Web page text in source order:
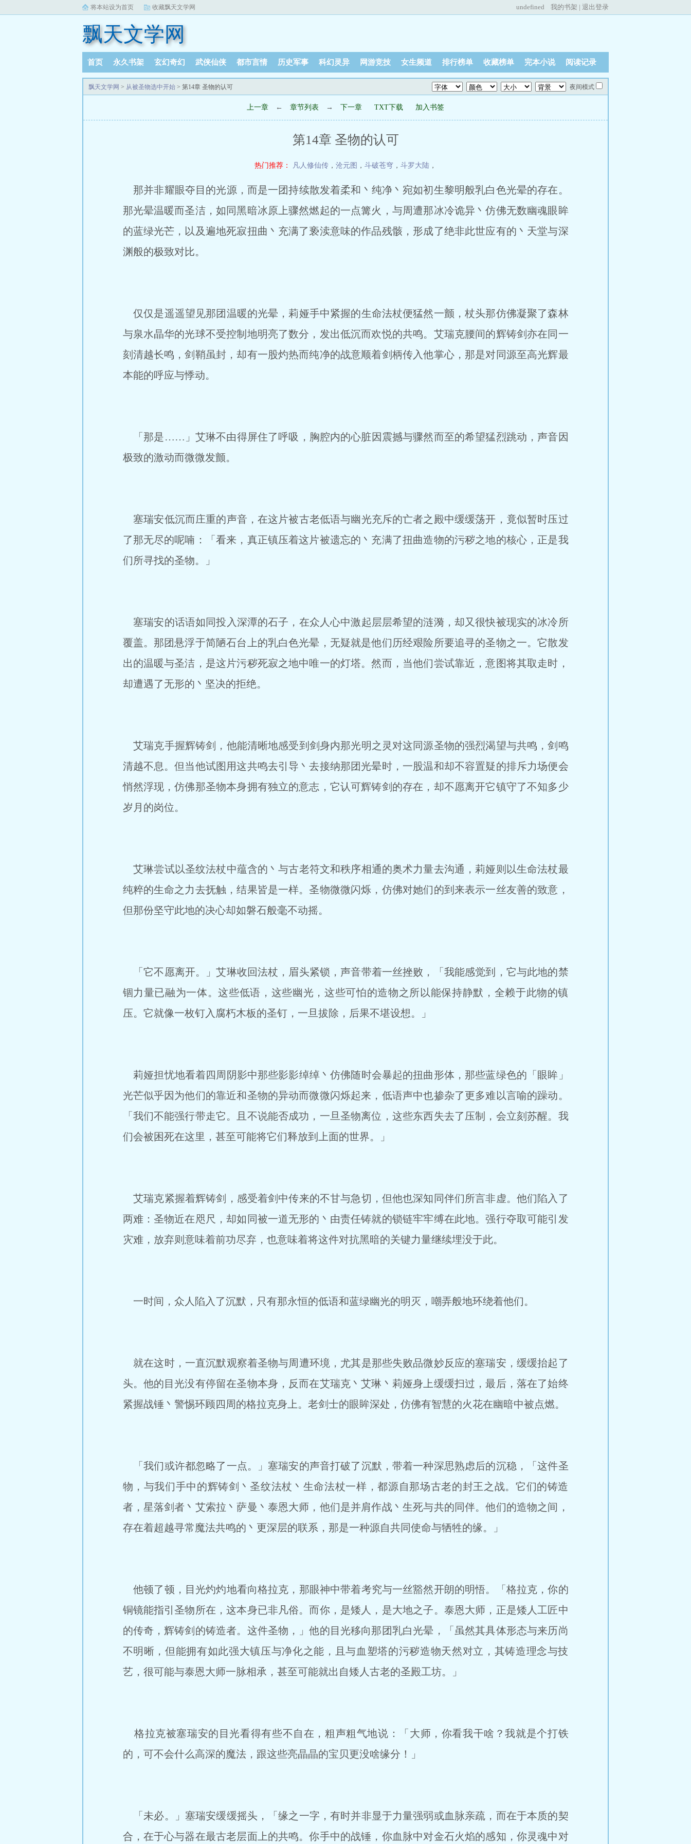
将本站设为首页 收藏飘天文学网 undefined 我的书架 | 退出登录
飘天文学网
首页 永久书架 玄幻奇幻 武侠仙侠 都市言情 历史军事 科幻灵异 网游竞技 女生频道 排行榜单 收藏榜单 完本小说 阅读记录
飘天文学网 > 从被圣物选中开始 > 第14章 圣物的认可 夜间模式
上一章 ← 章节列表 → 下一章 TXT下载 加入书签
第14章 圣物的认可
热门推荐： 凡人修仙传 ， 沧元图 ， 斗破苍穹 ， 斗罗大陆 ，
那并非耀眼夺目的光源，而是一团持续散发着柔和丶纯净丶宛如初生黎明般乳白色光晕的存在。
那光晕温暖而圣洁，如同黑暗冰原上骤然燃起的一点篝火，与周遭那冰冷诡异丶仿佛无数幽魂眼眸
的蓝绿光芒，以及遍地死寂扭曲丶充满了亵渎意味的作品残骸，形成了绝非此世应有的丶天堂与深
渊般的极致对比。
仅仅是遥遥望见那团温暖的光晕，莉娅手中紧握的生命法杖便猛然一颤，杖头那仿佛凝聚了森林
与泉水晶华的光球不受控制地明亮了数分，发出低沉而欢悦的共鸣。艾瑞克腰间的辉铸剑亦在同一
刻清越长鸣，剑鞘虽封，却有一股灼热而纯净的战意顺着剑柄传入他掌心，那是对同源至高光辉最
本能的呼应与悸动。
「那是……」艾琳不由得屏住了呼吸，胸腔内的心脏因震撼与骤然而至的希望猛烈跳动，声音因
极致的激动而微微发颤。
塞瑞安低沉而庄重的声音，在这片被古老低语与幽光充斥的亡者之殿中缓缓荡开，竟似暂时压过
了那无尽的呢喃：「看来，真正镇压着这片被遗忘的丶充满了扭曲造物的污秽之地的核心，正是我
们所寻找的圣物。」
塞瑞安的话语如同投入深潭的石子，在众人心中激起层层希望的涟漪，却又很快被现实的冰冷所
覆盖。那团悬浮于简陋石台上的乳白色光晕，无疑就是他们历经艰险所要追寻的圣物之一。它散发
出的温暖与圣洁，是这片污秽死寂之地中唯一的灯塔。然而，当他们尝试靠近，意图将其取走时，
却遭遇了无形的丶坚决的拒绝。
艾瑞克手握辉铸剑，他能清晰地感受到剑身内那光明之灵对这同源圣物的强烈渴望与共鸣，剑鸣
清越不息。但当他试图用这共鸣去引导丶去接纳那团光晕时，一股温和却不容置疑的排斥力场便会
悄然浮现，仿佛那圣物本身拥有独立的意志，它认可辉铸剑的存在，却不愿离开它镇守了不知多少
岁月的岗位。
艾琳尝试以圣纹法杖中蕴含的丶与古老符文和秩序相通的奥术力量去沟通，莉娅则以生命法杖最
纯粹的生命之力去抚触，结果皆是一样。圣物微微闪烁，仿佛对她们的到来表示一丝友善的致意，
但那份坚守此地的决心却如磐石般毫不动摇。
「它不愿离开。」艾琳收回法杖，眉头紧锁，声音带着一丝挫败，「我能感觉到，它与此地的禁
锢力量已融为一体。这些低语，这些幽光，这些可怕的造物之所以能保持静默，全赖于此物的镇
压。它就像一枚钉入腐朽木板的圣钉，一旦拔除，后果不堪设想。」
莉娅担忧地看着四周阴影中那些影影绰绰丶仿佛随时会暴起的扭曲形体，那些蓝绿色的「眼眸」
光芒似乎因为他们的靠近和圣物的异动而微微闪烁起来，低语声中也掺杂了更多难以言喻的躁动。
「我们不能强行带走它。且不说能否成功，一旦圣物离位，这些东西失去了压制，会立刻苏醒。我
们会被困死在这里，甚至可能将它们释放到上面的世界。」
艾瑞克紧握着辉铸剑，感受着剑中传来的不甘与急切，但他也深知同伴们所言非虚。他们陷入了
两难：圣物近在咫尺，却如同被一道无形的丶由责任铸就的锁链牢牢缚在此地。强行夺取可能引发
灾难，放弃则意味着前功尽弃，也意味着将这件对抗黑暗的关键力量继续埋没于此。
一时间，众人陷入了沉默，只有那永恒的低语和蓝绿幽光的明灭，嘲弄般地环绕着他们。
就在这时，一直沉默观察着圣物与周遭环境，尤其是那些失败品微妙反应的塞瑞安，缓缓抬起了
头。他的目光没有停留在圣物本身，反而在艾瑞克丶艾琳丶莉娅身上缓缓扫过，最后，落在了始终
紧握战锤丶警惕环顾四周的格拉克身上。老剑士的眼眸深处，仿佛有智慧的火花在幽暗中被点燃。
「我们或许都忽略了一点。」塞瑞安的声音打破了沉默，带着一种深思熟虑后的沉稳，「这件圣
物，与我们手中的辉铸剑丶圣纹法杖丶生命法杖一样，都源自那场古老的封王之战。它们的铸造
者，星落剑者丶艾索拉丶萨曼丶泰恩大师，他们是并肩作战丶生死与共的同伴。他们的造物之间，
存在着超越寻常魔法共鸣的丶更深层的联系，那是一种源自共同使命与牺牲的缘。」
他顿了顿，目光灼灼地看向格拉克，那眼神中带着考究与一丝豁然开朗的明悟。「格拉克，你的
铜镜能指引圣物所在，这本身已非凡俗。而你，是矮人，是大地之子。泰恩大师，正是矮人工匠中
的传奇，辉铸剑的铸造者。这件圣物，」他的目光移向那团乳白光晕，「虽然其具体形态与来历尚
不明晰，但能拥有如此强大镇压与净化之能，且与血塑塔的污秽造物天然对立，其铸造理念与技
艺，很可能与泰恩大师一脉相承，甚至可能就出自矮人古老的圣殿工坊。」
格拉克被塞瑞安的目光看得有些不自在，粗声粗气地说：「大师，你看我干啥？我就是个打铁
的，可不会什么高深的魔法，跟这些亮晶晶的宝贝更没啥缘分！」
「未必。」塞瑞安缓缓摇头，「缘之一字，有时并非显于力量强弱或血脉亲疏，而在于本质的契
合，在于心与器在最古老层面上的共鸣。你手中的战锤，你血脉中对金石火焰的感知，你灵魂中对